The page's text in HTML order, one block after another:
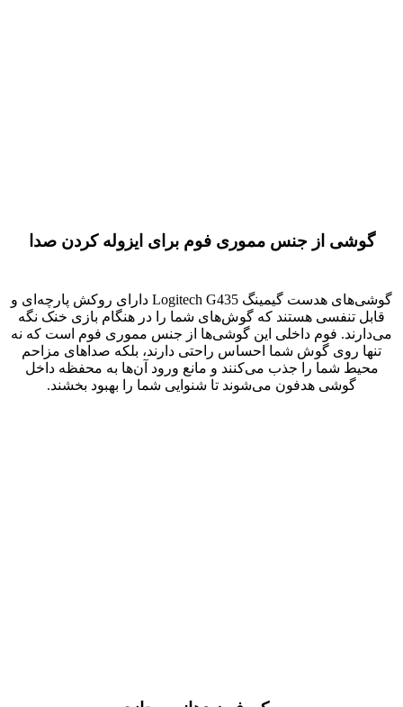
گوشی از جنس مموری فوم برای ایزوله کردن صدا
گوشی‌های هدست گیمینگ Logitech G435 دارای روکش پارچه‌ای و
قابل تنفسی هستند که گوش‌های شما را در هنگام بازی خنک نگه
می‌دارند. فوم داخلی این گوشی‌ها از جنس مموری فوم است که نه
تنها روی گوش شما احساس راحتی دارند، بلکه صداهای مزاحم
محیط شما را جذب می‌کنند و مانع ورود آن‌ها به محفظه داخل
گوشی هدفون می‌شوند تا شنوایی شما را بهبود بخشند.